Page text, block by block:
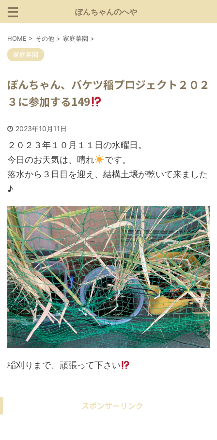
ぽんちゃんのへや
HOME > その他 > 家庭菜園 >
家庭菜園
ぽんちゃん、バケツ稲プロジェクト２０２
３に参加する149
2023年10月11日
２０２３年１０月１１日の水曜日。
今日のお天気は、晴れ
です。
落水から３日目を迎え、結構土壌が乾いて来ました
♪
稲刈りまで、頑張って下さい
スポンサーリンク